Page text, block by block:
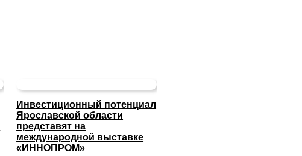
Инвестиционный потенциал
Ярославской области
представят на
международной выставке
«ИННОПРОМ»